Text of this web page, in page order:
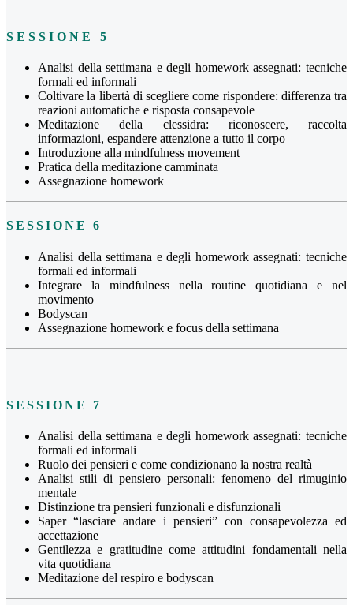
SESSIONE 5
Analisi della settimana e degli homework assegnati: tecniche
formali ed informali
Coltivare la libertà di scegliere come rispondere: differenza tra
reazioni automatiche e risposta consapevole
Meditazione della clessidra: riconoscere, raccolta
informazioni, espandere attenzione a tutto il corpo
Introduzione alla mindfulness movement
Pratica della meditazione camminata
Assegnazione homework
SESSIONE 6
Analisi della settimana e degli homework assegnati: tecniche
formali ed informali
Integrare la mindfulness nella routine quotidiana e nel
movimento
Bodyscan
Assegnazione homework e focus della settimana
SESSIONE 7
Analisi della settimana e degli homework assegnati: tecniche
formali ed informali
Ruolo dei pensieri e come condizionano la nostra realtà
Analisi stili di pensiero personali: fenomeno del rimuginio
mentale
Distinzione tra pensieri funzionali e disfunzionali
Saper “lasciare andare i pensieri” con consapevolezza ed
accettazione
Gentilezza e gratitudine come attitudini fondamentali nella
vita quotidiana
Meditazione del respiro e bodyscan